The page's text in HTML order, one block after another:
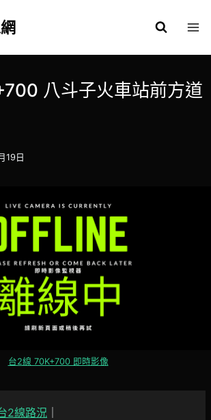
八斗子火車站前方道
19日
台2線 70K+700 即時影像
2線路況